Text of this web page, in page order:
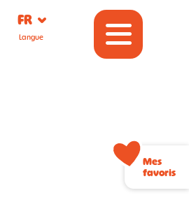
FR
Langue
Mes
favoris